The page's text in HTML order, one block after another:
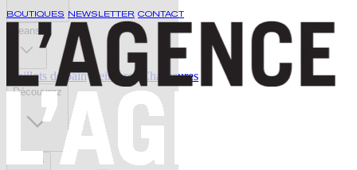
BOUTIQUES NEWSLETTER CONTACT
Jeans
Maillots de bain Ceintures Chaussures
Découvrez
Soldes